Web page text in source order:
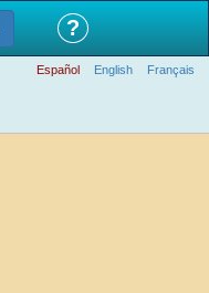
?
Español English Français